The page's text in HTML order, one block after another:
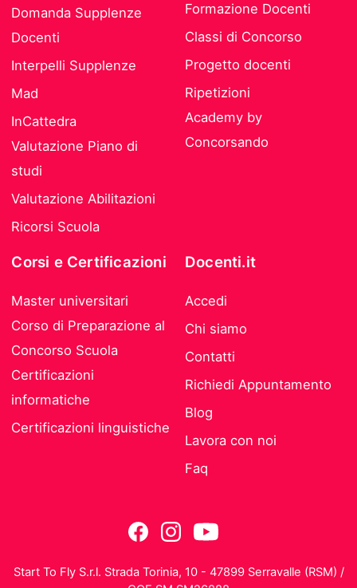
Domanda Supplenze
Docenti
Interpelli Supplenze
Mad
InCattedra
Valutazione Piano di
studi
Valutazione Abilitazioni
Ricorsi Scuola
Formazione Docenti
Classi di Concorso
Progetto docenti
Ripetizioni
Academy by
Concorsando
Corsi e Certificazioni
Master universitari
Corso di Preparazione al
Concorso Scuola
Certificazioni
informatiche
Certificazioni linguistiche
Docenti.it
Accedi
Chi siamo
Contatti
Richiedi Appuntamento
Blog
Lavora con noi
Faq
Start To Fly S.r.l. Strada Torinia, 10 - 47899 Serravalle (RSM) /